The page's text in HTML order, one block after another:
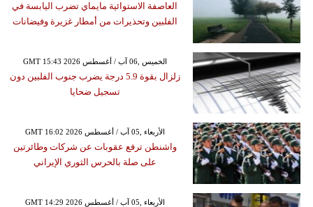
العاصفة الاستوائية مايماي تضرب اليابسة في
الفلبين وتحذيرات من أمطار غزيرة وفيضانات
GMT 15:43 2026 الخميس ,06 آب / أغسطس
زلزال بقوة 5.9 درجة يضرب جنوب الفلبين دون
تسجيل ضحايا
GMT 16:02 2026 الأربعاء ,05 آب / أغسطس
واشنطن ترفع عقوبات عن شركات وطائرتين
على صلة بالحرس الثوري الإيراني
GMT 14:29 2026 الأربعاء ,05 آب / أغسطس